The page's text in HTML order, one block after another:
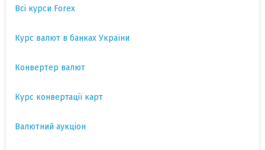
Всі курси Forex
Курс валют в банках України
Конвертер валют
Курс конвертації карт
Валютний аукціон